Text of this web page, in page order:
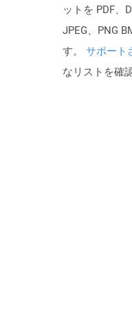
ットを PDF、
JPEG、PNG
す。 サポート
なリストを確